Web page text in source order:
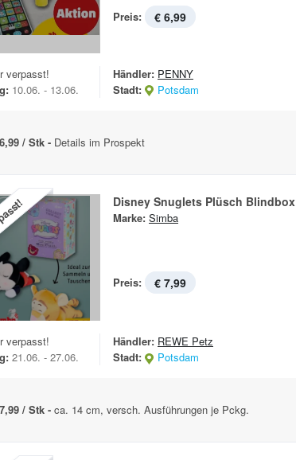
Preis: € 6,99
verpasst!
10.06. - 13.06.
Händler: PENNY
Stadt:
Potsdam
/ Stk - Details im Prospekt
Disney Snuglets Plüsch Blindbox
Marke: Simba
Preis: € 7,99
verpasst!
21.06. - 27.06.
Händler: REWE Petz
Stadt:
Potsdam
/ Stk - ca. 14 cm, versch. Ausführungen je Pckg.